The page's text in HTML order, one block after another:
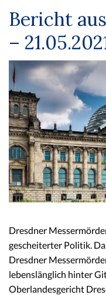
Bericht
–
Dresdner
gescheiterter Politik.
Dresdner
lebenslänglich hinter
Oberlandesgericht